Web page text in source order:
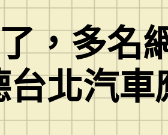
，多名
北汽車